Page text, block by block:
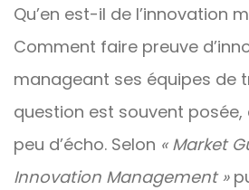
Qu’en est-il de l’innovation
Comment faire preuve
manageant ses équipes de
question est souvent posée,
peu d’écho. Selon « Market
Innovation Management »